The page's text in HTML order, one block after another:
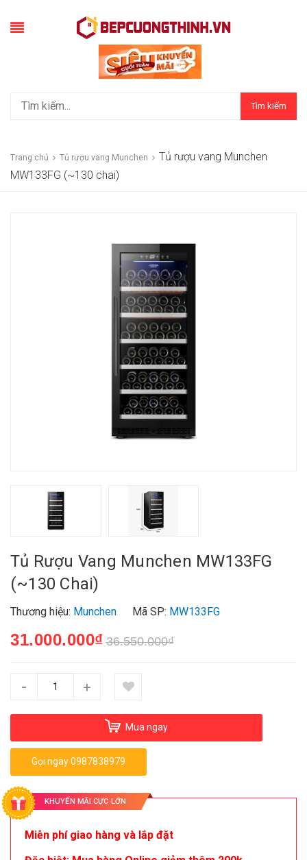
Tìm kiếm
Trang chủ Tủ rượu vang Munchen
Tủ rượu vang Munchen
MW133FG (~130 chai)
Tủ Rượu Vang Munchen MW133FG
(~130 Chai)
Thương hiệu: Munchen Mã SP: MW133FG
31.000.000₫ 36.550.000₫
- +
Mua ngay
Gọi ngay 0987838979
KHUYẾN MÃI CỰC LỚN
Miễn phí giao hàng và lắp đặt